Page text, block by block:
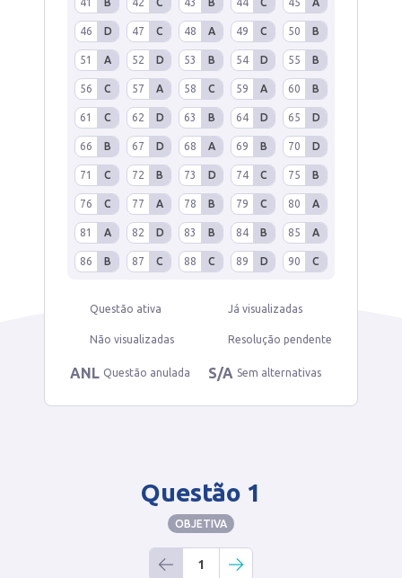
41 B 42 C 43 B 44 C 45 A
46 D 47 C 48 A 49 C 50 B
51 A 52 D 53 B 54 D 55 B
56 C 57 A 58 C 59 A 60 B
61 C 62 D 63 B 64 D 65 D
66 B 67 D 68 A 69 B 70 D
71 C 72 B 73 D 74 C 75 B
76 C 77 A 78 B 79 C 80 A
81 A 82 D 83 B 84 B 85 A
86 B 87 C 88 C 89 D 90 C
Questão ativa Já visualizadas
Não visualizadas Resolução pendente
ANL Questão anulada S/A Sem alternativas
Questão 1
OBJETIVA
1